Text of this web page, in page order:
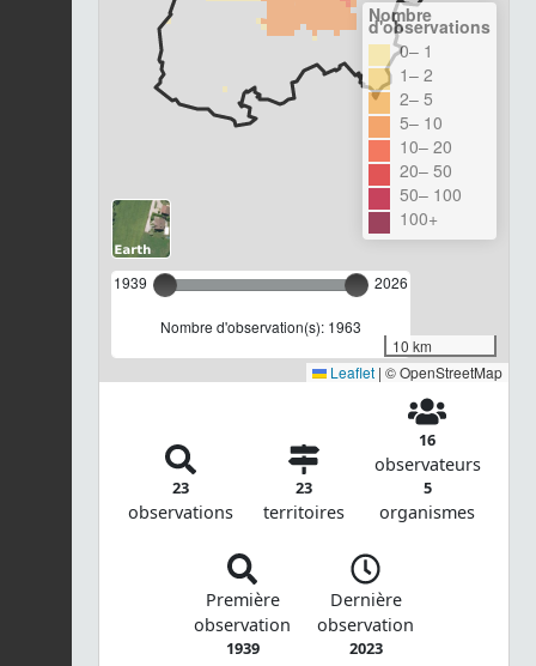
1939 2026
Nombre d'observation(s): 1963
Nombre
d'observations
0– 1
1– 2
2– 5
5– 10
10– 20
20– 50
50– 100
100+
10 km
Leaflet | © OpenStreetMap
23
observations
23
territoires
16
observateurs
5
organismes
Première
observation
1939
Dernière
observation
2023